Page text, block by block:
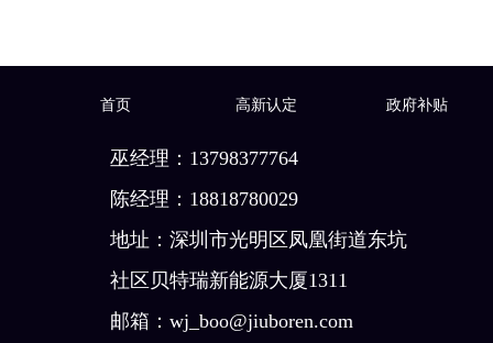
首页 高新认定 政府补贴
巫经理：13798377764
陈经理：18818780029
地址：深圳市光明区凤凰街道东坑
社区贝特瑞新能源大厦1311
邮箱：wj_boo@jiuboren.com